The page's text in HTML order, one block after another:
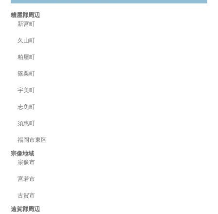
糟屋郡周辺
新宮町
久山町
粕屋町
篠栗町
宇美町
志免町
須惠町
福岡市東区
宗像地域
宗像市
宮若市
古賀市
遠賀郡周辺